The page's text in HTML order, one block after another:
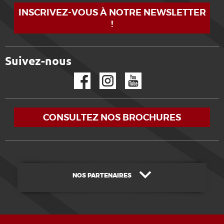
INSCRIVEZ-VOUS À NOTRE NEWSLETTER
!
Suivez-nous
CONSULTEZ NOS BROCHURES
NOS PARTENAIRES